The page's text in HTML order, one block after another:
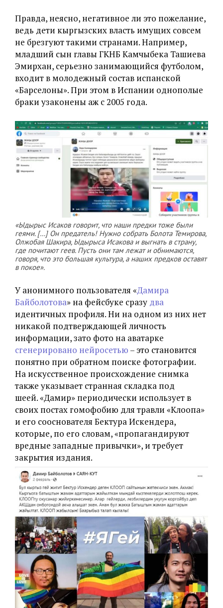
Правда, неясно, негативное ли это пожелание,
ведь дети кыргызских власть имущих совсем
не брезгуют такими странами. Например,
младший сын главы ГКНБ Камчыбека Ташиева
Эмирхан, серьезно занимающийся футболом,
входит в молодежный состав испанской
«Барселоны». При этом в Испании однополые
браки узаконены аж с 2005 года.
«Ыдырыс Исаков говорит, что наши предки тоже были
геями. […] Он предатель! Нужно собрать Болота Темирова,
Олжобая Шакира, Ыдырыса Исакова и выгнать в страну,
где почитают геев. Пусть они там лежат и обнимаются,
говоря, что это большая культура, а наших предков оставят
в покое».
У анонимного пользователя «Дамира
Байболотова» на фейсбуке сразу два
идентичных профиля. Ни на одном из них нет
никакой подтверждающей личность
информации, зато фото на аватарке
сгенерировано нейросетью – это становится
понятно при обратном поиске фотографии.
На искусственное происхождение снимка
также указывает странная складка под
шеей.«Дамир» периодически использует в
своих постах гомофобию для травли «Клоопа»
и его сооснователя Бектура Искендера,
которые, по его словам, «пропагандируют
вредные западные привычки», и требует
закрытия издания.